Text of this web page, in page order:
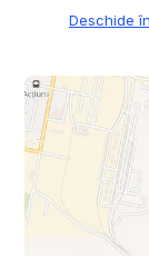
Deschide